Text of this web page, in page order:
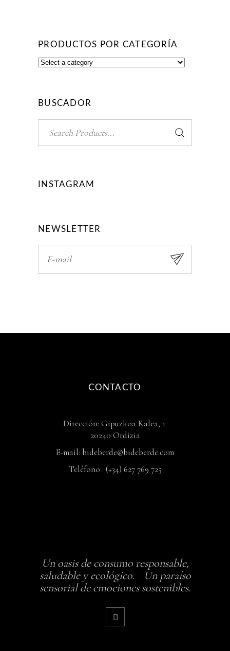
PRODUCTOS POR CATEGORÍA
BUSCADOR
INSTAGRAM
NEWSLETTER
CONTACTO
Dirección: Gipuzkoa Kalea, 1.
20240 Ordizia
E-mail: bideberde@bideberde.com
Teléfono : (+34) 627 769 725
Un oasis de consumo responsable,
saludable y ecológico. Un paraíso
sensorial de emociones sostenibles.